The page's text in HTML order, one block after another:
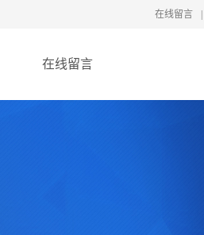
在线留言
在线留言